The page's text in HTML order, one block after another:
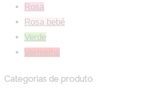
Rosa
Rosa bebé
Verde
Vermelho
Categorias de produto